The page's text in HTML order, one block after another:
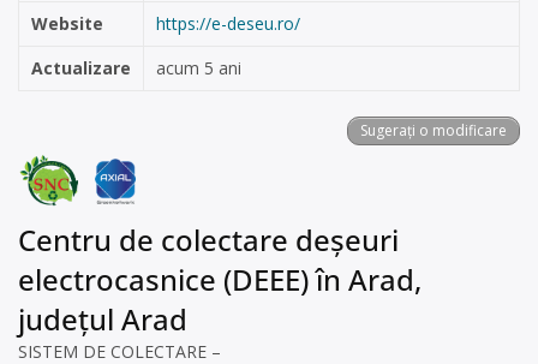
Website
https://e-deseu.ro/
Actualizare
acum 5 ani
Sugerați o modificare
Centru de colectare deșeuri
electrocasnice (DEEE) în Arad,
județul Arad
SISTEM DE COLECTARE –